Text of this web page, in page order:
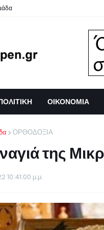
ΟΙΚΟΝΟΜΙΑ
ΟΡΘΟΔΟΞΙΑ
της
10:41:00 μ.μ.